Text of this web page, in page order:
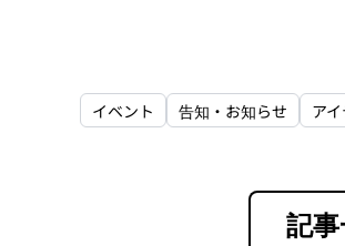
イベント 告知・お知らせ ア
記